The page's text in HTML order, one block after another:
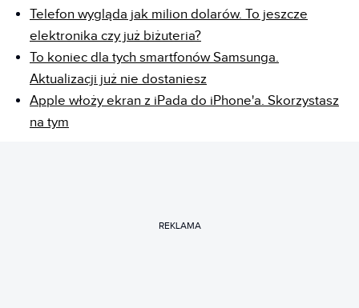
Telefon wygląda jak milion dolarów. To jeszcze
elektronika czy już biżuteria?
To koniec dla tych smartfonów Samsunga.
Aktualizacji już nie dostaniesz
Apple włoży ekran z iPada do iPhone'a. Skorzystasz
na tym
REKLAMA